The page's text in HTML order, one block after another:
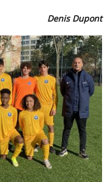
Denis Dupont